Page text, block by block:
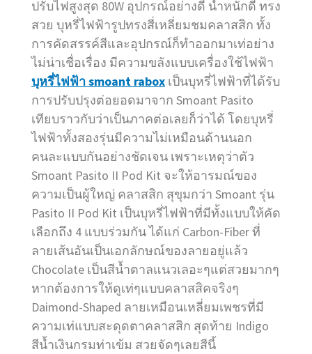
ปรับไฟสูงสุด 80W อุปกรณ์อย่างดี น้ำหนักดี ทรง
สวย บุหรี่ไฟฟ้ารูปทรงสี่เหลี่ยมชมคลาสสิก ทั้ง
การคัดสรรค์สีและอุปกรณ์ก็ทำออกมาเท่อย่าง
ไม่น่าเชื่อเรื่อง มีความขลังแบบเครื่องใช้ไฟฟ้า
บุหรี่ไฟฟ้า smoant rabox เป็นบุหรี่ไฟฟ้าที่ได้รับ
การปรับปรุงต่อยอดมาจาก Smoant Pasito
เทียบราวกับว่าเป็นภาคต่อเลยก็ว่าได้ โดยบุหรี่
ไฟฟ้าทั้งสองรุ่นมีความไม่เหมือนด้านนอก
คนละแบบกันอย่างชัดเจน เพราะเหตุว่าตัว
Smoant Pasito II Pod Kit จะให้อารมณ์ของ
ความเป็นผู้ใหญ่ คลาสสิก สุขุมกว่า Smoant รุ่น
Pasito II Pod Kit เป็นบุหรี่ไฟฟ้าที่มีทั้งแบบให้คัด
เลือกถึง 4 แบบร่วมกัน ได้แก่ Carbon-Fiber ที่
ลายเส้นอันเป็นเอกลักษณ์ของลายอยู่แล้ว
Chocolate เป็นสีน้ำตาลแนวเลอะๆแต่สวยมากๆ
หากต้องการให้ดูเท่ๆแบบคลาสสิคจริงๆ
Daimond-Shaped ลายเหมือนเหลี่ยมเพชรที่มี
ความเท่แบบสะดุดตาคลาสสิก สุดท้าย Indigo
สีน้ำเงินกรมท่าเข้ม สวยจัดๆเลยสีนี้